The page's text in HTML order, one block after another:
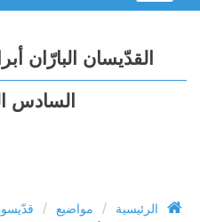
navigation
القدّيسان البارّان
السادس
الرئيسية / مواضيع /